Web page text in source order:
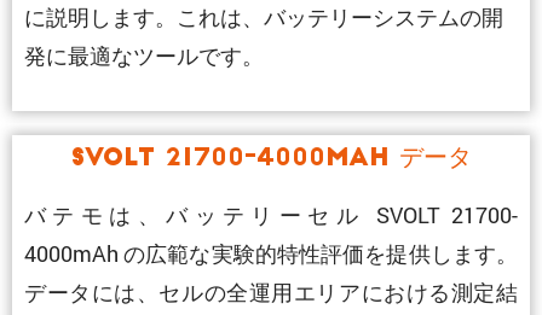
に説明します。これは、バッテリーシステムの開
発に最適なツールです。
SVOLT 21700-4000mAh データ
バテモは、バッテリーセル SVOLT 21700-
4000mAh の広範な実験的特性評価を提供します。
データには、セルの全運用エリアにおける測定結